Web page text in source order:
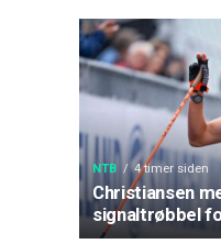
NTB 4 timer siden
Christiansen
signaltrøbbel